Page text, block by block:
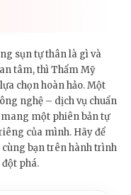
sụn tự thân là gì và
tâm, thì Thẩm Mỹ
chọn hoàn hảo. Một
nghệ – dịch vụ chuẩn
một phiên bản tự
của mình. Hãy để
bạn trên hành trình
phá.